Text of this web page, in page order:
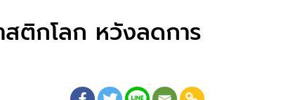
ติกโลก หวังลดการ